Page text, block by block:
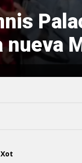
nueva